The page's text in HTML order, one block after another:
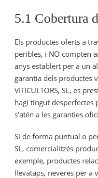
5.1 Cobertura
Els productes oferts a
peribles, i NO compten
anys establert per a un
garantia dels productes
VITICULTORS, SL, es
hagi tingut desperfectes
s’atén a les garanties
Si de forma puntual o
SL, comercialitzés
exemple, productes
llevataps, neveres per a